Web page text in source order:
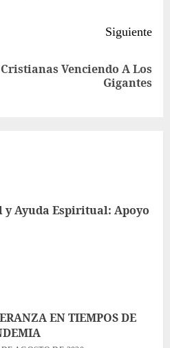
Siguiente
Venciendo A Los
Gigantes
Ayuda Espiritual: Apoyo
EN TIEMPOS DE